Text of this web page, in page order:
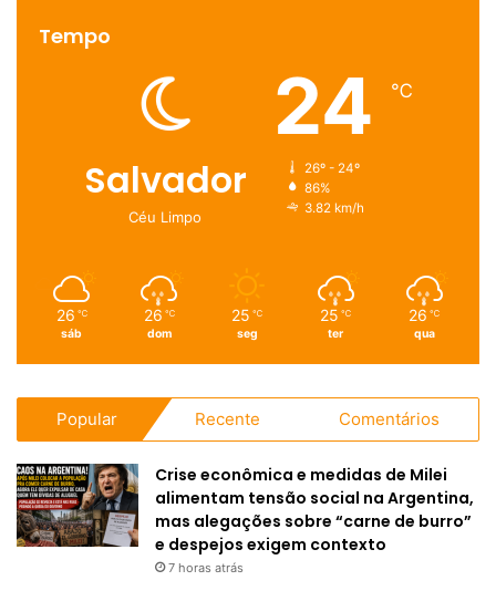
Tempo
Salvador
Céu Limpo
24 ℃
26º - 24º
86%
3.82 km/h
26 ℃
sáb
26 ℃
dom
25 ℃
seg
25 ℃
ter
26 ℃
qua
Popular Recente Comentários
Crise econômica e medidas de Milei
alimentam tensão social na Argentina,
mas alegações sobre “carne de burro”
e despejos exigem contexto
7 horas atrás